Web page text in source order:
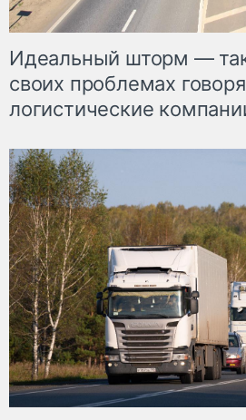
Идеальный шторм —
своих проблемах
логистические